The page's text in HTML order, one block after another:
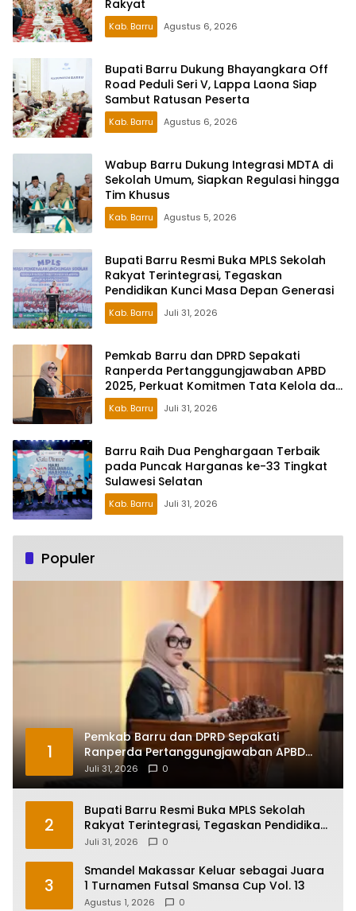
Rakyat
Kab. Barru Agustus 6, 2026
Bupati Barru Dukung Bhayangkara Off
Road Peduli Seri V, Lappa Laona Siap
Sambut Ratusan Peserta
Kab. Barru Agustus 6, 2026
Wabup Barru Dukung Integrasi MDTA di
Sekolah Umum, Siapkan Regulasi hingga
Tim Khusus
Kab. Barru Agustus 5, 2026
Bupati Barru Resmi Buka MPLS Sekolah
Rakyat Terintegrasi, Tegaskan
Pendidikan Kunci Masa Depan Generasi
Kab. Barru Juli 31, 2026
Pemkab Barru dan DPRD Sepakati
Ranperda Pertanggungjawaban APBD
2025, Perkuat Komitmen Tata Kelola dan
Perlindungan Anak
Kab. Barru Juli 31, 2026
Barru Raih Dua Penghargaan Terbaik
pada Puncak Harganas ke-33 Tingkat
Sulawesi Selatan
Kab. Barru Juli 31, 2026
Populer
1
Pemkab Barru dan DPRD Sepakati
Ranperda Pertanggungjawaban APBD
2025, Perkuat Komitmen Tata Kelola dan
Perlindungan Anak
Juli 31, 2026 0
2
Bupati Barru Resmi Buka MPLS Sekolah
Rakyat Terintegrasi, Tegaskan Pendidikan
Kunci Masa Depan Generasi
Juli 31, 2026 0
3
Smandel Makassar Keluar sebagai Juara
1 Turnamen Futsal Smansa Cup Vol. 13
Agustus 1, 2026 0